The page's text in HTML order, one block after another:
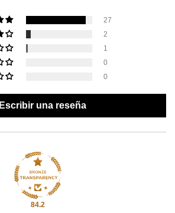
27
2
1
0
0
Escribir una reseña
84.2